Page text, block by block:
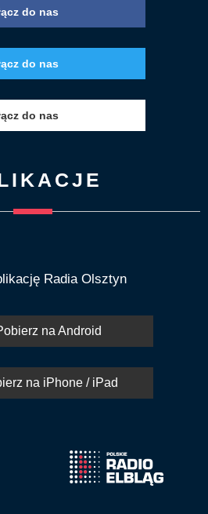
do nas
do nas
do nas
Radia Olsztyn
na Android
na iPhone / iPad